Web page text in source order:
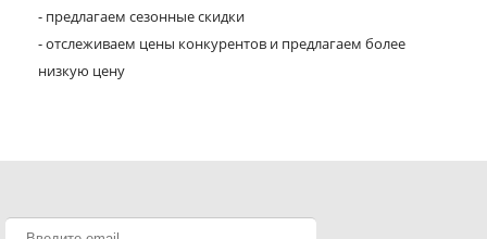
- предлагаем сезонные скидки
- отслеживаем цены конкурентов и предлагаем более
низкую цену